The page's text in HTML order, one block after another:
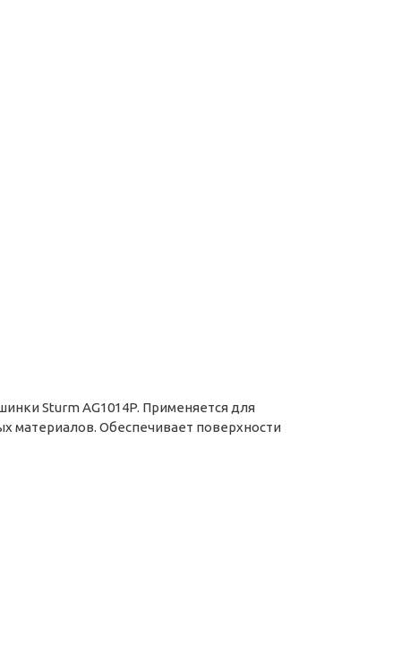
Sturm AG1014P. Применяется для
материалов. Обеспечивает поверхности